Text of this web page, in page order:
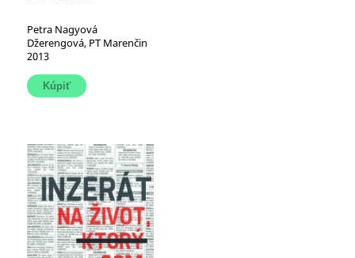
Petra Nagyová
Džerengová, PT Marenčin
2013